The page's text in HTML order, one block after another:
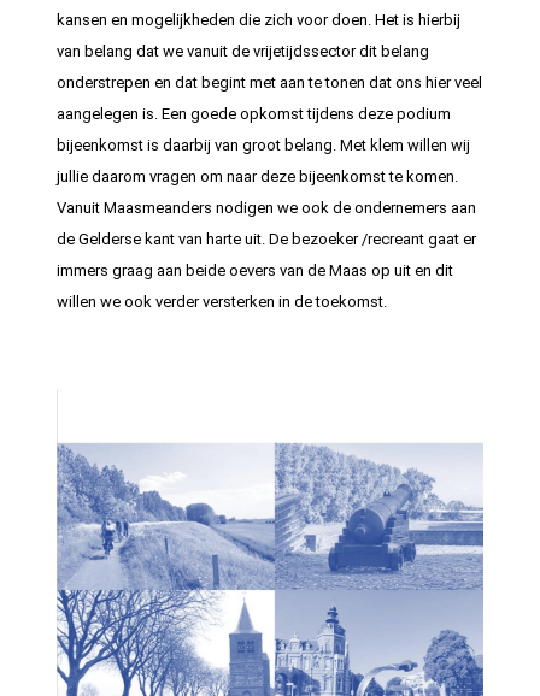
kansen en mogelijkheden die zich voor doen. Het is hierbij
van belang dat we vanuit de vrijetijdssector dit belang
onderstrepen en dat begint met aan te tonen dat ons hier veel
aangelegen is. Een goede opkomst tijdens deze podium
bijeenkomst is daarbij van groot belang. Met klem willen wij
jullie daarom vragen om naar deze bijeenkomst te komen.
Vanuit Maasmeanders nodigen we ook de ondernemers aan
de Gelderse kant van harte uit. De bezoeker /recreant gaat er
immers graag aan beide oevers van de Maas op uit en dit
willen we ook verder versterken in de toekomst.